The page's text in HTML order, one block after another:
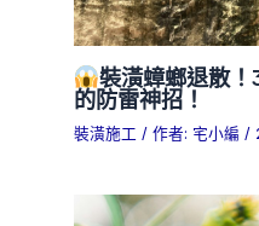
裝潢蟑螂退散
的防雷神招！
裝潢施工 / 作者: 宅小編 /